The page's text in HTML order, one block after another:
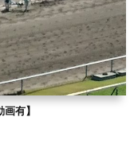
有】